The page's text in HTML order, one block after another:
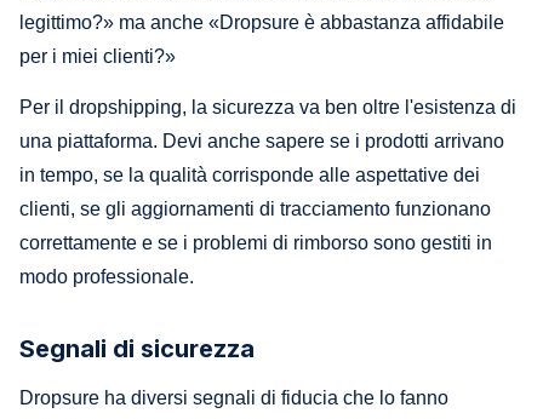
legittimo?» ma anche «Dropsure è abbastanza affidabile
per i miei clienti?»
Per il dropshipping, la sicurezza va ben oltre l'esistenza di
una piattaforma. Devi anche sapere se i prodotti arrivano
in tempo, se la qualità corrisponde alle aspettative dei
clienti, se gli aggiornamenti di tracciamento funzionano
correttamente e se i problemi di rimborso sono gestiti in
modo professionale.
Segnali di sicurezza
Dropsure ha diversi segnali di fiducia che lo fanno